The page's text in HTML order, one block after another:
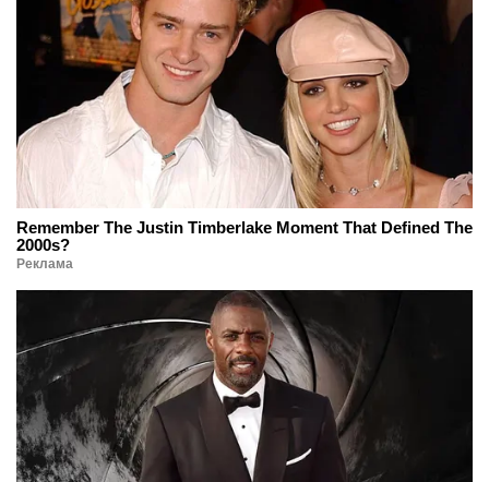
Remember The Justin Timberlake Moment That Defined The
2000s?
Реклама